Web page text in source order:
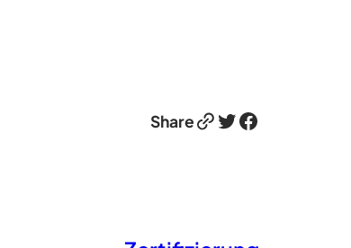
ShareLink Twitter Facebook